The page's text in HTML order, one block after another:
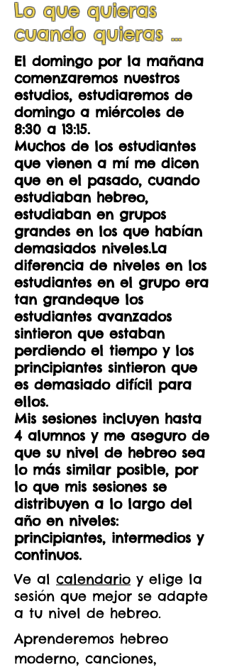
Lo que quieras
cuando quieras ...
El domingo por la mañana
comenzaremos nuestros
estudios, estudiaremos de
domingo a miércoles de
8:30 a 13:15.
Muchos de los estudiantes
que vienen a mí me dicen
que en el pasado, cuando
estudiaban hebreo,
estudiaban en grupos
grandes en los que habían
demasiados niveles.La
diferencia de niveles en los
estudiantes en el grupo era
tan grandeque los
estudiantes avanzados
sintieron que estaban
perdiendo el tiempo y los
principiantes sintieron que
es demasiado difícil para
ellos.
Mis sesiones incluyen hasta
4 alumnos y me aseguro de
que su nivel de hebreo sea
lo más similar posible, por
lo que mis sesiones se
distribuyen a lo largo del
año en niveles:
principiantes, intermedios y
continuos.
Ve al calendario y elige la
sesión que mejor se adapte
a tu nivel de hebreo.
Aprenderemos hebreo
moderno, canciones,